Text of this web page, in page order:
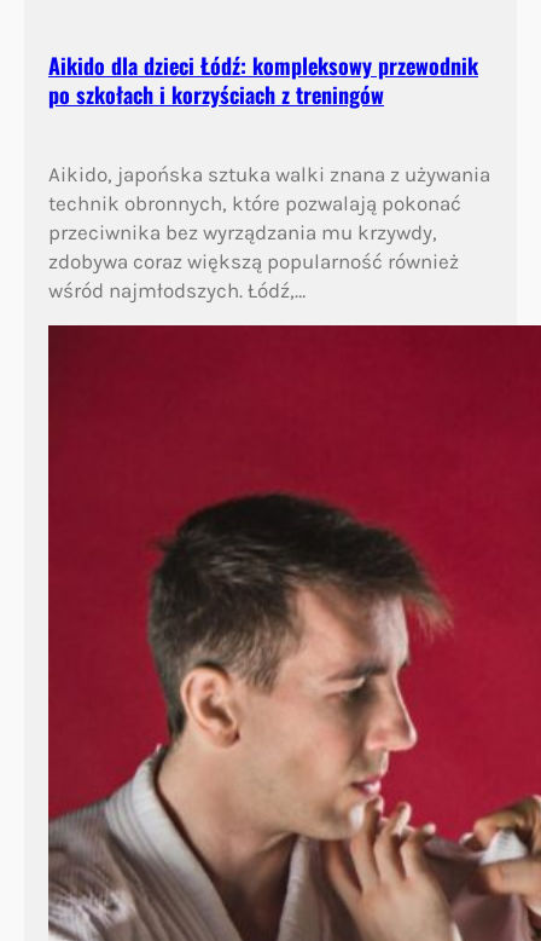
Aikido dla dzieci Łódź: kompleksowy przewodnik
po szkołach i korzyściach z treningów
Aikido, japońska sztuka walki znana z używania
technik obronnych, które pozwalają pokonać
przeciwnika bez wyrządzania mu krzywdy,
zdobywa coraz większą popularność również
wśród najmłodszych. Łódź,…